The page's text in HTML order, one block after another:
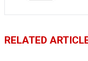
RELATED